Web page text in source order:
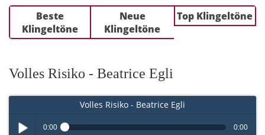
Beste
Klingeltöne
Neue
Klingeltöne
Top Klingeltöne
Volles Risiko - Beatrice Egli
Volles Risiko - Beatrice Egli
0:00 0:00